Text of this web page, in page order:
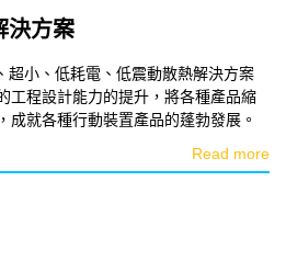
決方案
超小、低耗電、低震動散熱解決方案
工程設計能力的提升，將各種產品縮
成就各種行動裝置產品的蓬勃發展。
Read more